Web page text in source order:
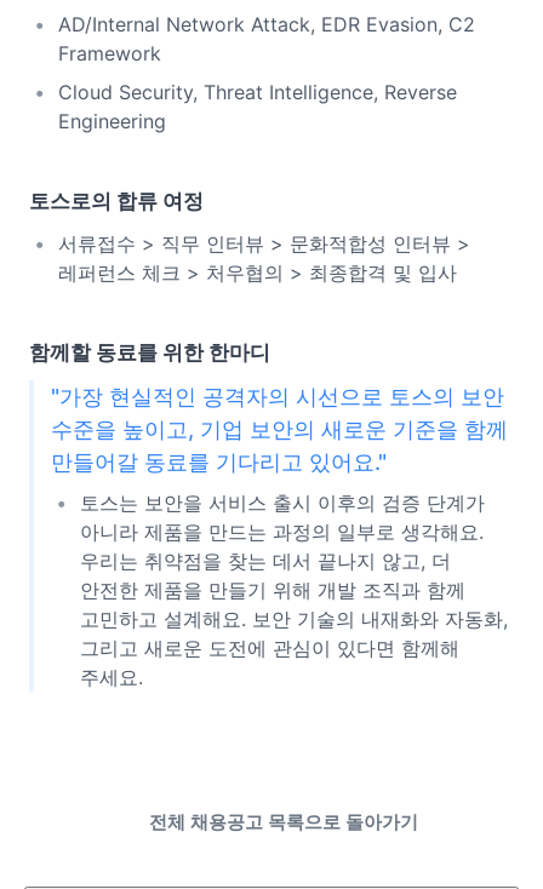
AD/Internal Network Attack, EDR Evasion, C2
Framework
Cloud Security, Threat Intelligence, Reverse
Engineering
토스로의 합류 여정
서류접수 > 직무 인터뷰 > 문화적합성 인터뷰 >
레퍼런스 체크 > 처우협의 > 최종합격 및 입사
함께할 동료를 위한 한마디
"가장 현실적인 공격자의 시선으로 토스의 보안
수준을 높이고, 기업 보안의 새로운 기준을 함께
만들어갈 동료를 기다리고 있어요."
토스는 보안을 서비스 출시 이후의 검증 단계가
아니라 제품을 만드는 과정의 일부로 생각해요.
우리는 취약점을 찾는 데서 끝나지 않고, 더
안전한 제품을 만들기 위해 개발 조직과 함께
고민하고 설계해요. 보안 기술의 내재화와 자동화,
그리고 새로운 도전에 관심이 있다면 함께해
주세요.
전체 채용공고 목록으로 돌아가기